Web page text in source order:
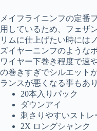
メイフライニンフの定番
用しているため、フェザ
リムに仕上げたい時には
ズイヤーニンフのような
ワイヤー下巻き程度で速
の巻きすぎでシルエット
ランスが悪くなる事もあ
20本入りパック
ダウンアイ
刺さりやすいストレ
2X ロングシャンク